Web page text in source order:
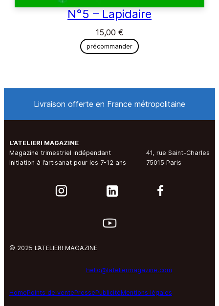
N°5 – Lapidaire
15,00 €
précommander
Livraison offerte en France métropolitaine
L’ATELIER! MAGAZINE
Magazine trimestriel indépendant
Initiation à l’artisanat pour les 7-12 ans
41, rue Saint-Charles
75015 Paris
© 2025 L’ATELIER! MAGAZINE
hello@lateliermagazine.com
HomePoints de ventePressePublicitéMentions légales